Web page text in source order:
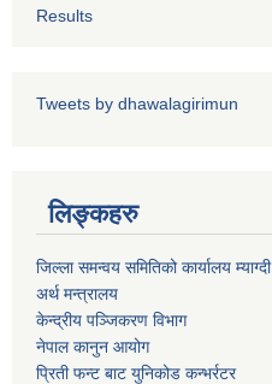
Results
Tweets by dhawalagirimun
लिङ्कहरु
जिल्ला समन्वय समितिको कार्यालय म्याग्दी
अर्थ मन्त्रालय
केन्द्रीय पञ्जिकरण विभाग
नेपाल कानुन आयोग
प्रिती फन्ट बाट युनिकोड कन्भर्रटर